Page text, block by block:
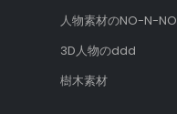
人物素材のNO-N-NO
3D人物のddd
樹木素材